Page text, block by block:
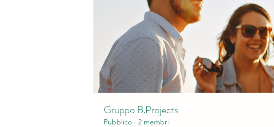
Gruppo B.Projects
Pubblico · 2 membri